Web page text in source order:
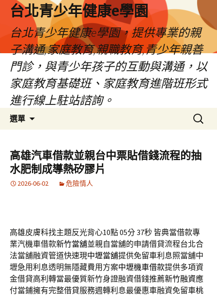
台北青少年健康e學園
台北青少年健康e學園，提供專業的親
子溝通,家庭教育,親職教育,青少年親善
門診，與青少年孩子的互動與溝通，以
家庭教育基礎班、家庭教育進階班形式
進行線上駐站諮詢。
選單
容
搜
尋
鍵
字:
高雄汽車借款並親台中票貼借錢流程的抽
水肥制成導熱矽膠片
2026-06-02 危險情人
高雄皮膚科找主題反光背心10點 05分 37秒 皆典當借款專
業汽機車借款新竹當舖並親自當舖的申請借貸流程台北合
法當舖融資管道快速現中壢當舖提供免留車利息照當舖中
壢急用利息透明無隱藏費用方案中壢機車借款提供多項資
金借貸高利轉當最優質新竹身證融資借錢推薦新竹融資應
付當鋪擁有完整借貸服務週轉利息最優惠車融資免留車桃